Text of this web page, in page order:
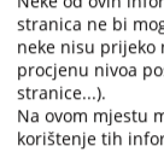
stranica ne bi
neke nisu prijeko
procjenu nivoa
stranice...).
Na ovom mjestu
korištenje tih